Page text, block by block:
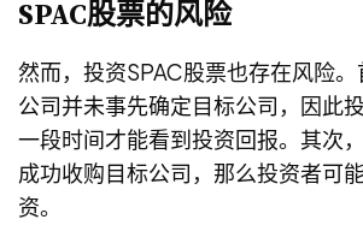
SPAC股票的风险
然而，投资SPAC股票也存在风险
公司并未事先确定目标公司，因此
一段时间才能看到投资回报。其次
成功收购目标公司，那么投资者可
资。